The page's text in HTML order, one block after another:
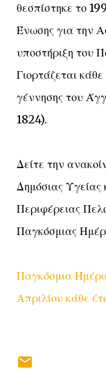
θεσπίστηκε το
Ένωσης για την
υποστήριξη του
Γιορτάζεται
γέννησης του
1824).
Δείτε την
Δημόσιας Υγείας
Περιφέρειας
Παγκόσμιας
Παγκόσμια
Απριλίου κάθε